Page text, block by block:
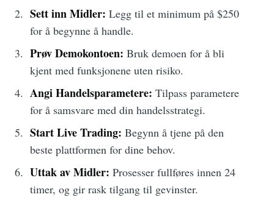
Sett inn Midler: Legg til et minimum på $250
for å begynne å handle.
Prøv Demokontoen: Bruk demoen for å bli
kjent med funksjonene uten risiko.
Angi Handelsparametere: Tilpass parametere
for å samsvare med din handelsstrategi.
Start Live Trading: Begynn å tjene på den
beste plattformen for dine behov.
Uttak av Midler: Prosesser fullføres innen 24
timer, og gir rask tilgang til gevinster.